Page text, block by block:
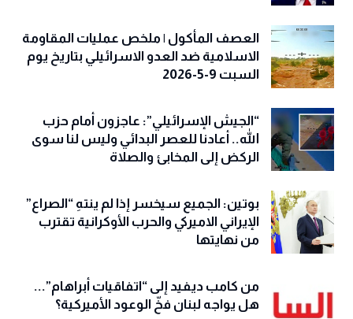
العصف المأكول | ملخص عمليات المقاومة
الاسلامية ضد العدو الاسرائيلي بتاريخ يوم
السبت 9-5-2026
“الجيش الإسرائيلي”: عاجزون أمام حزب
الله.. أعادنا للعصر البدائي وليس لنا سوى
الركض إلى المخابئ والصلاة
بوتين: الجميع سيخسر إذا لم ينتهِ “الصراع”
الإيراني الاميركي والحرب الأوكرانية تقترب
من نهايتها
من كامب ديفيد إلى “اتفاقيات أبراهام”...
هل يواجه لبنان فخّ الوعود الأميركية؟